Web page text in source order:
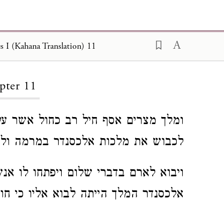
I (Kahana Translation) 11
11
ומלך מצרים אסף חיל רב כחול אשר
לכבוש את מלכות אלכסנדר במרמה
ויבוא לארם בדברי שלום ויפתחו לו
אלכסנדר המלך הייתה לבוא אליו כי